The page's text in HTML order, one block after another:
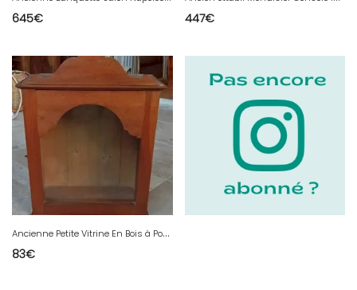
645€
447€
A
ncienne Petite Vitrine En Bois à Poser 19 Ème Siècle Petit Mobilier Ancien
83€